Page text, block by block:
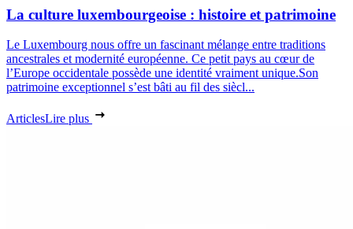
La culture luxembourgeoise : histoire et patrimoine
Le Luxembourg nous offre un fascinant mélange entre traditions
ancestrales et modernité européenne. Ce petit pays au cœur de
l’Europe occidentale possède une identité vraiment unique.Son
patrimoine exceptionnel s’est bâti au fil des siècl...
ArticlesLire plus